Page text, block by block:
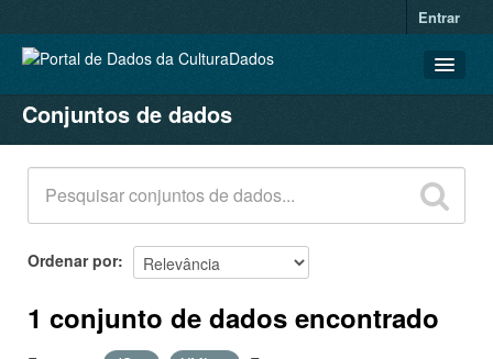
Entrar
CONJUNTOS DE DADOS
ORGANIZAÇÕES
GRUPOS
SOBRE
Conjuntos de dados
Ordenar por
1 conjunto de dados encontrado